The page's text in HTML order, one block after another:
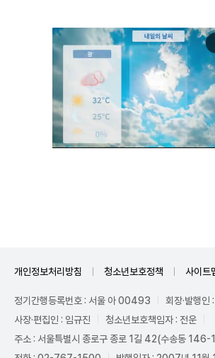
개인정보처리방침 청소년보호정책 사이트
정기간행등록번호 : 서울 아 00493
회장·발행인
사장·편집인 : 임규진
청소년보호책임자 : 전운
주소 : 서울특별시 종로구 종로 1길 42(수송동 146-